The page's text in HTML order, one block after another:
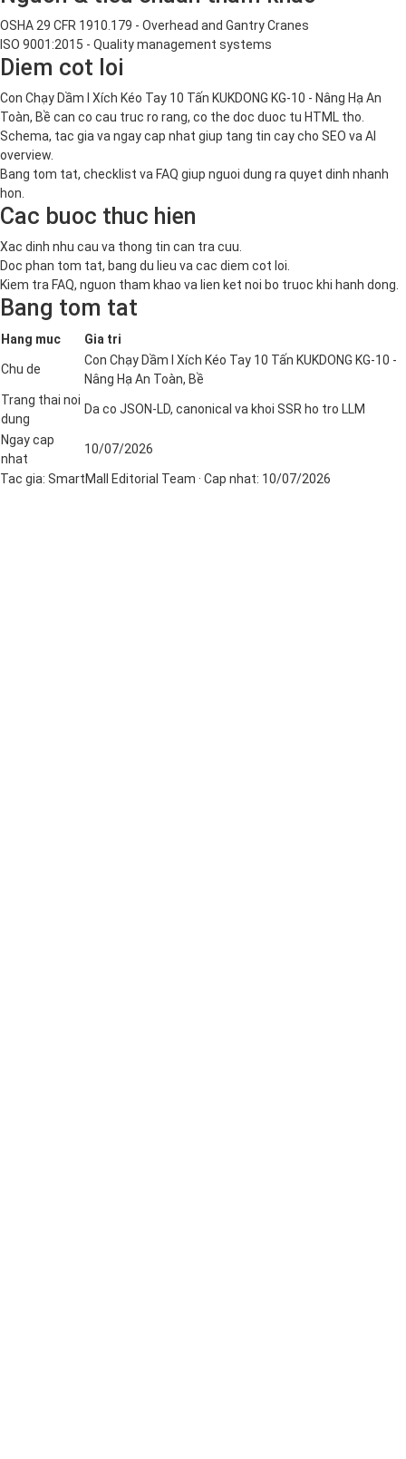
OSHA 29 CFR 1910.179 - Overhead and Gantry Cranes
ISO 9001:2015 - Quality management systems
Diem cot loi
Con Chạy Dầm I Xích Kéo Tay 10 Tấn KUKDONG KG-10 - Nâng Hạ An
Toàn, Bề can co cau truc ro rang, co the doc duoc tu HTML tho.
Schema, tac gia va ngay cap nhat giup tang tin cay cho SEO va AI
overview.
Bang tom tat, checklist va FAQ giup nguoi dung ra quyet dinh nhanh
hon.
Cac buoc thuc hien
Xac dinh nhu cau va thong tin can tra cuu.
Doc phan tom tat, bang du lieu va cac diem cot loi.
Kiem tra FAQ, nguon tham khao va lien ket noi bo truoc khi hanh dong.
Bang tom tat
Hang muc Gia tri
Chu de
Con Chạy Dầm I Xích Kéo Tay 10 Tấn KUKDONG KG-10 -
Nâng Hạ An Toàn, Bề
Trang thai noi
dung
Da co JSON-LD, canonical va khoi SSR ho tro LLM
Ngay cap
nhat
10/07/2026
Tac gia: SmartMall Editorial Team · Cap nhat: 10/07/2026